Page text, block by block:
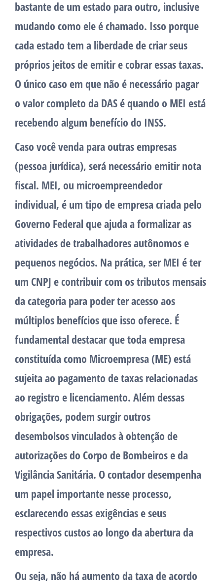
bastante de um estado para outro, inclusive
mudando como ele é chamado. Isso porque
cada estado tem a liberdade de criar seus
próprios jeitos de emitir e cobrar essas taxas.
O único caso em que não é necessário pagar
o valor completo da DAS é quando o MEI está
recebendo algum benefício do INSS.
Caso você venda para outras empresas
(pessoa jurídica), será necessário emitir nota
fiscal. MEI, ou microempreendedor
individual, é um tipo de empresa criada pelo
Governo Federal que ajuda a formalizar as
atividades de trabalhadores autônomos e
pequenos negócios. Na prática, ser MEI é ter
um CNPJ e contribuir com os tributos mensais
da categoria para poder ter acesso aos
múltiplos benefícios que isso oferece. É
fundamental destacar que toda empresa
constituída como Microempresa (ME) está
sujeita ao pagamento de taxas relacionadas
ao registro e licenciamento. Além dessas
obrigações, podem surgir outros
desembolsos vinculados à obtenção de
autorizações do Corpo de Bombeiros e da
Vigilância Sanitária. O contador desempenha
um papel importante nesse processo,
esclarecendo essas exigências e seus
respectivos custos ao longo da abertura da
empresa.
Ou seja, não há aumento da taxa de acordo